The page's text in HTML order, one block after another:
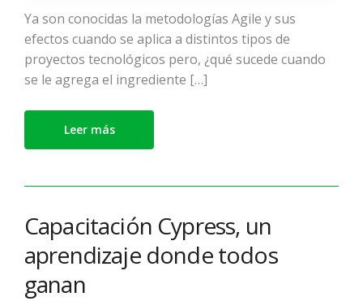
Ya son conocidas la metodologías Agile y sus
efectos cuando se aplica a distintos tipos de
proyectos tecnológicos pero, ¿qué sucede cuando
se le agrega el ingrediente […]
Leer más
Capacitación Cypress, un
aprendizaje donde todos
ganan